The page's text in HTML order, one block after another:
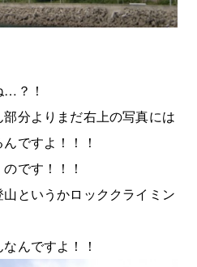
…？！
分よりまだ右上の写真には
ですよ！！！
です！！！
というかロッククライミン
んですよ！！